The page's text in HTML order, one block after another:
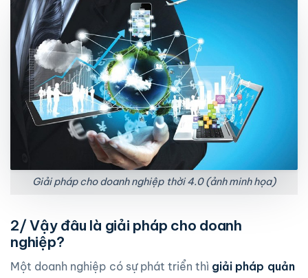
Giải pháp cho doanh nghiệp thời 4.0 (ảnh minh họa)
2/ Vậy đâu là giải pháp cho doanh
nghiệp?
Một doanh nghiệp có sự phát triển thì giải pháp quản